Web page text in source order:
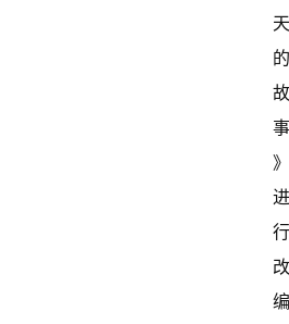
天
的
故
事
》
进
行
改
编